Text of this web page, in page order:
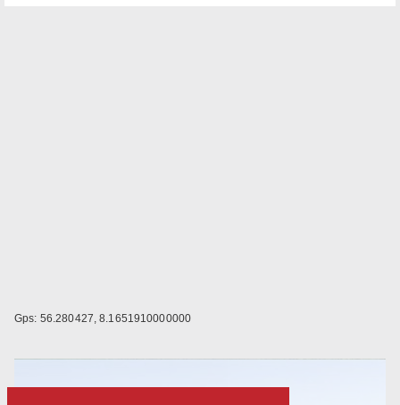
Gps: 56.280427, 8.1651910000000